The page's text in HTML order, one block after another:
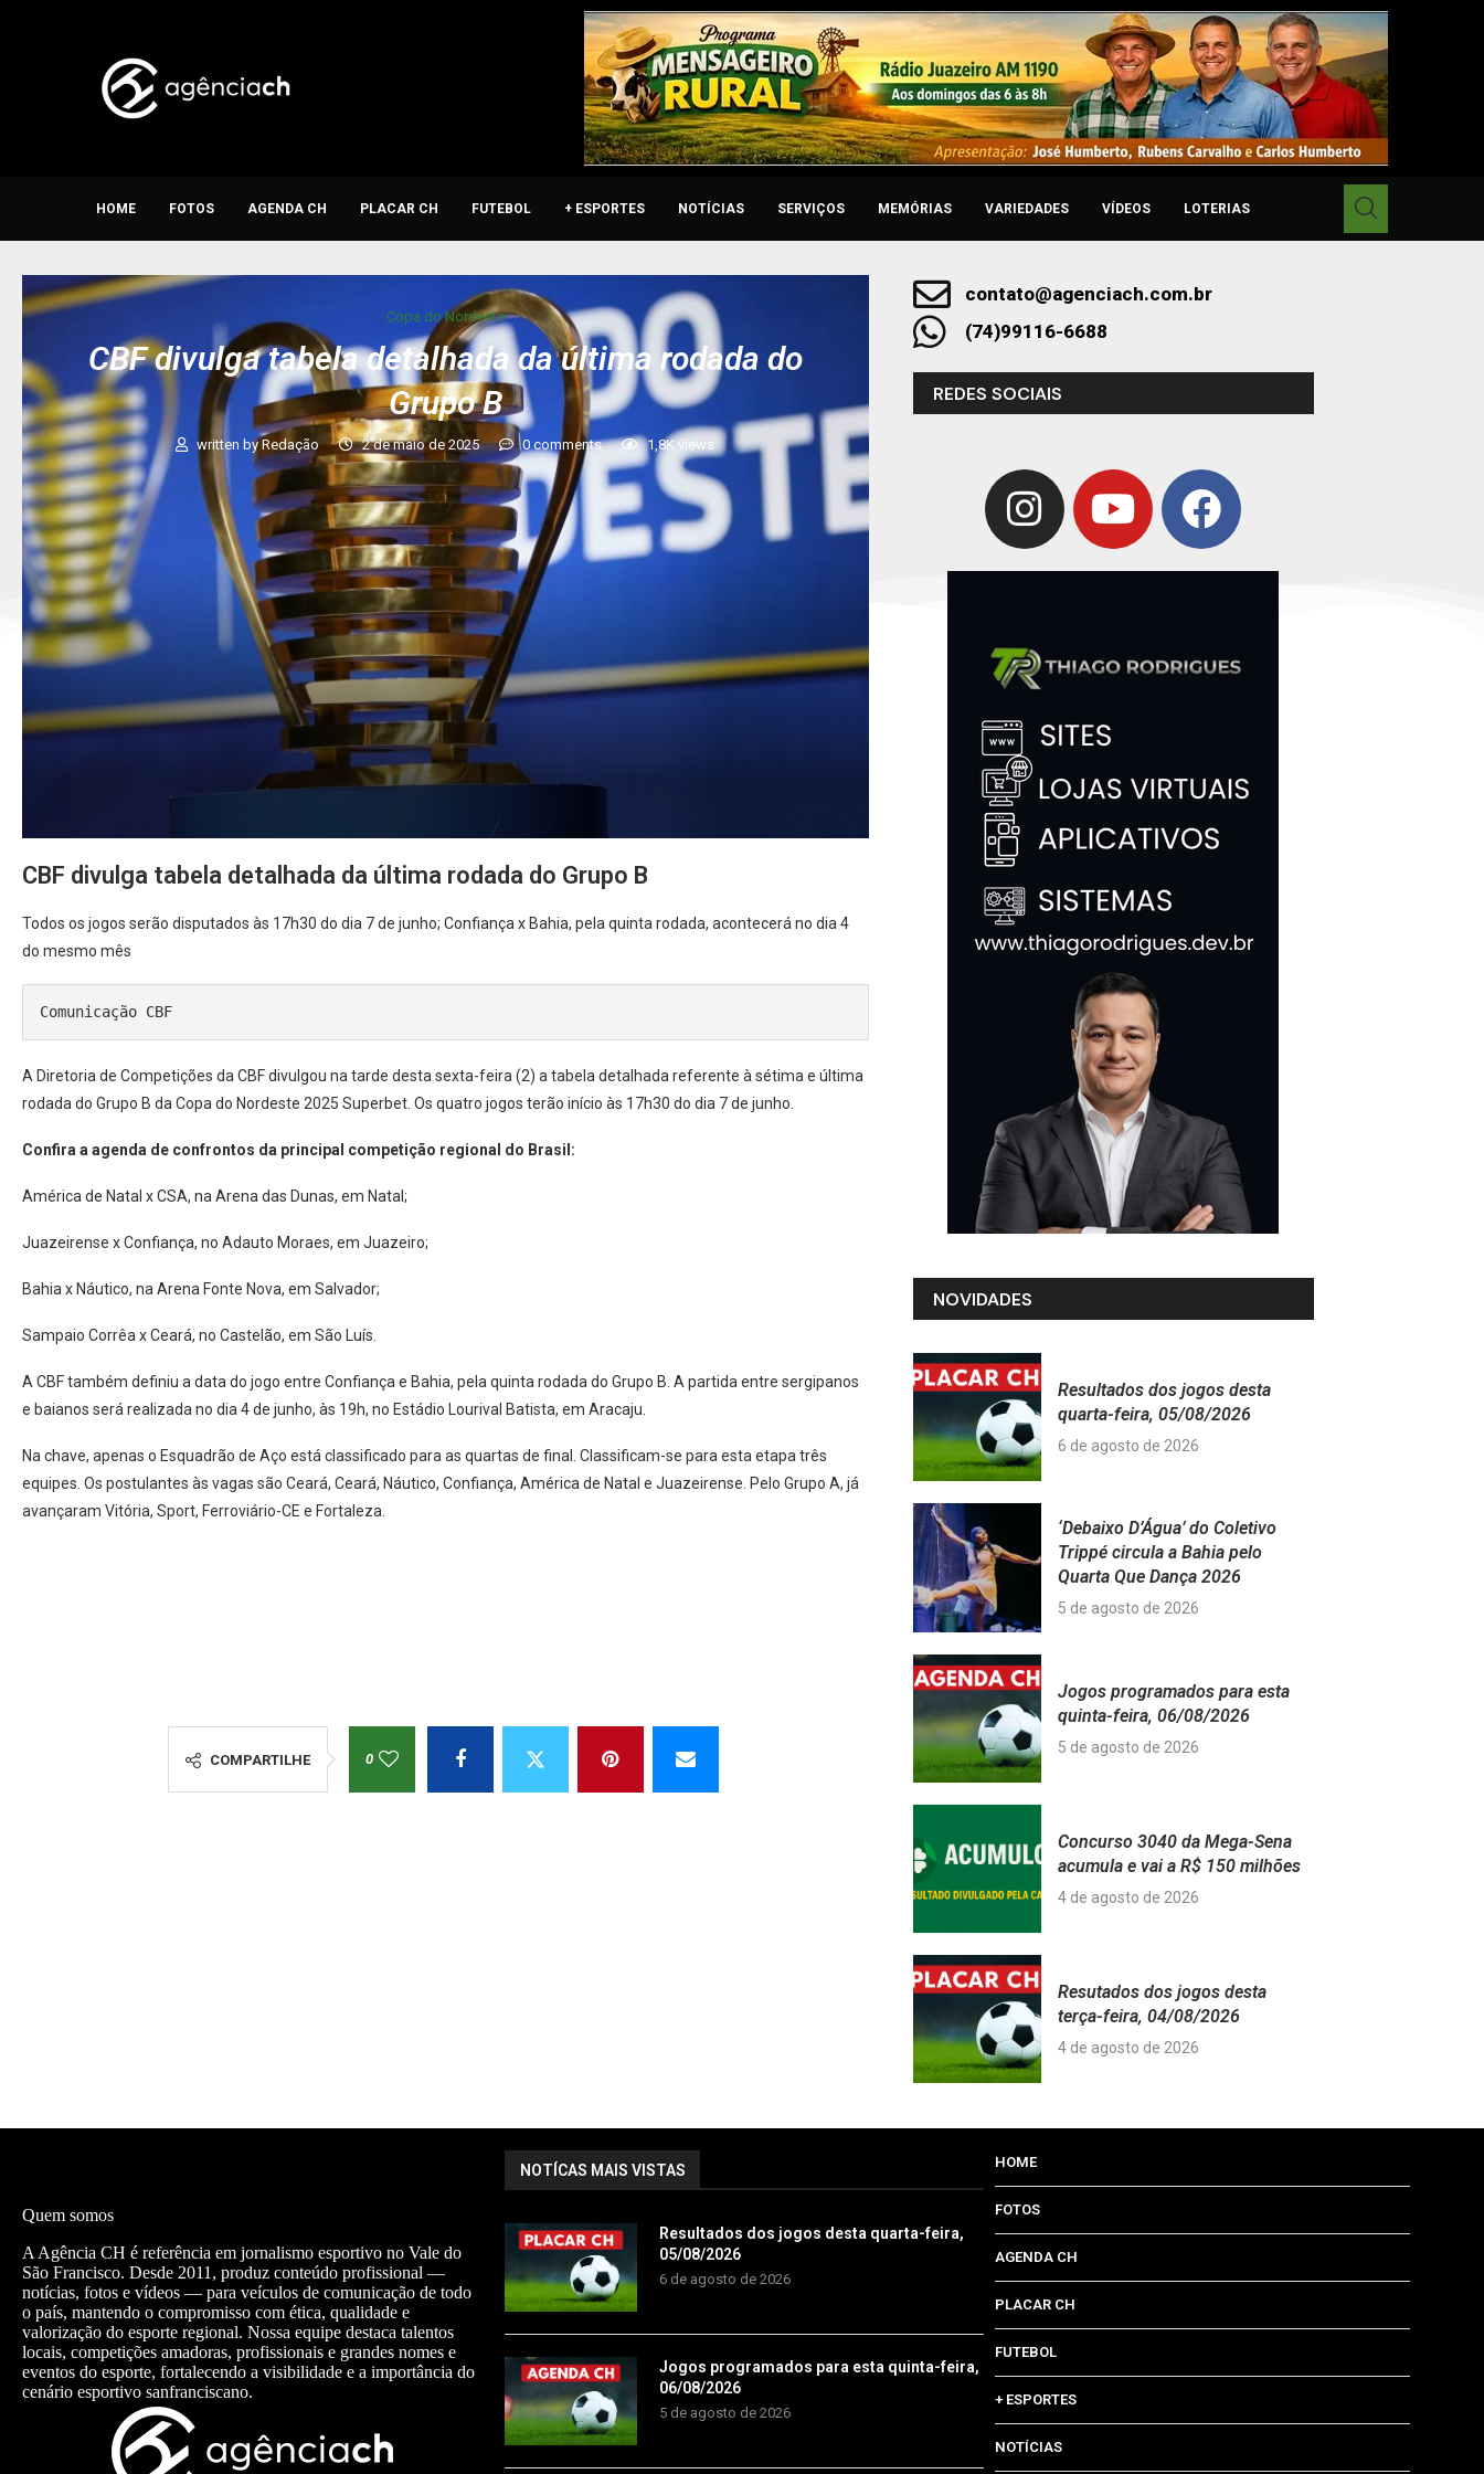
HOME FOTOS AGENDA CH PLACAR CH FUTEBOL + ESPORTES NOTÍCIAS SERVIÇOS MEMÓRIAS VARIEDADES VÍDEOS LOTERIAS
Copa do Nordeste
CBF divulga tabela detalhada da última rodada do
Grupo B
written byRedação 2 de maio de 2025 0 comments 1,8Kviews
CBF divulga tabela detalhada da última rodada do Grupo B
Todos os jogos serão disputados às 17h30 do dia 7 de junho; Confiança x Bahia, pela quinta rodada, acontecerá no dia 4
do mesmo mês
Comunicação CBF
A Diretoria de Competições da CBF divulgou na tarde desta sexta-feira (2) a tabela detalhada referente à sétima e última
rodada do Grupo B da Copa do Nordeste 2025 Superbet. Os quatro jogos terão início às 17h30 do dia 7 de junho.
Confira a agenda de confrontos da principal competição regional do Brasil:
América de Natal x CSA, na Arena das Dunas, em Natal;
Juazeirense x Confiança, no Adauto Moraes, em Juazeiro;
Bahia x Náutico, na Arena Fonte Nova, em Salvador;
Sampaio Corrêa x Ceará, no Castelão, em São Luís.
A CBF também definiu a data do jogo entre Confiança e Bahia, pela quinta rodada do Grupo B. A partida entre sergipanos
e baianos será realizada no dia 4 de junho, às 19h, no Estádio Lourival Batista, em Aracaju.
Na chave, apenas o Esquadrão de Aço está classificado para as quartas de final. Classificam-se para esta etapa três
equipes. Os postulantes às vagas são Ceará, Ceará, Náutico, Confiança, América de Natal e Juazeirense. Pelo Grupo A, já
avançaram Vitória, Sport, Ferroviário-CE e Fortaleza.
COMPARTILHE 0
contato@agenciach.com.br
(74)99116-6688
REDES SOCIAIS
NOVIDADES
Resultados dos jogos desta
quarta-feira, 05/08/2026
6 de agosto de 2026
‘Debaixo D’Água’ do Coletivo
Trippé circula a Bahia pelo
Quarta Que Dança 2026
5 de agosto de 2026
Jogos programados para esta
quinta-feira, 06/08/2026
5 de agosto de 2026
Concurso 3040 da Mega-Sena
acumula e vai a R$ 150 milhões
4 de agosto de 2026
Resutados dos jogos desta
terça-feira, 04/08/2026
4 de agosto de 2026
Quem somos
A Agência CH é referência em jornalismo esportivo no Vale do
São Francisco. Desde 2011, produz conteúdo profissional —
notícias, fotos e vídeos — para veículos de comunicação de todo
o país, mantendo o compromisso com ética, qualidade e
valorização do esporte regional. Nossa equipe destaca talentos
locais, competições amadoras, profissionais e grandes nomes e
eventos do esporte, fortalecendo a visibilidade e a importância do
cenário esportivo sanfranciscano.
NOTÍCAS MAIS VISTAS
Resultados dos jogos desta quarta-feira,
05/08/2026
6 de agosto de 2026
Jogos programados para esta quinta-feira,
06/08/2026
5 de agosto de 2026
HOME
FOTOS
AGENDA CH
PLACAR CH
FUTEBOL
+ ESPORTES
NOTÍCIAS